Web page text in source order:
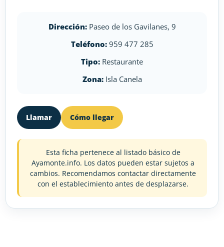
Dirección:Paseo de los Gavilanes, 9
Teléfono:959 477 285
Tipo: Restaurante
Zona:Isla Canela
Llamar Cómo llegar
Esta ficha pertenece al listado básico de
Ayamonte.info. Los datos pueden estar sujetos a
cambios. Recomendamos contactar directamente
con el establecimiento antes de desplazarse.